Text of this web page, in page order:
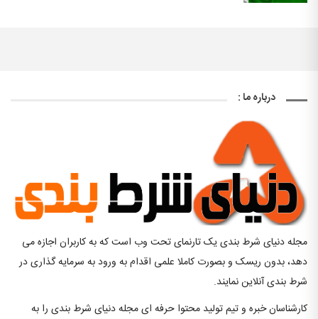
درباره ما :
مجله دنیای شرط بندی یک تارنمای تحت وب است که به کاربران اجازه می
دهد، بدون ریسک و بصورت کاملا علمی اقدام به ورود به سرمایه گذاری در
شرط بندی آنلاین نمایند.
کارشناسان خبره و تیم تولید محتوا حرفه ای مجله دنیای شرط بندی را به